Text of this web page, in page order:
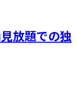
放題での独